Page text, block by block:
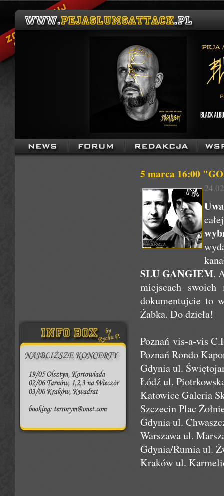
5 marca 16:00
SLU GANGIEM.
miejscach
dokumentujcie to
Żabka. Do dzieła!
Poznań vis-a-vis
Poznań Rondo
Gdynia ul.
Łódź ul.
Katowice Galeria
Szczecin Plac
Gdynia ul.
Warszawa ul.
Gdynia/Rumia ul.
Kraków ul.